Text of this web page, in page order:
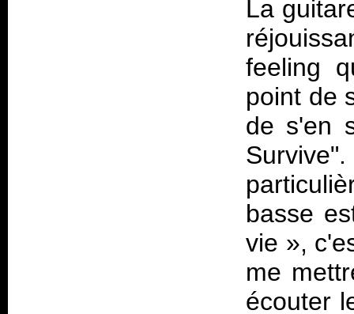
La
feeling
point de
de s'en
basse
vie »,
me
écouter